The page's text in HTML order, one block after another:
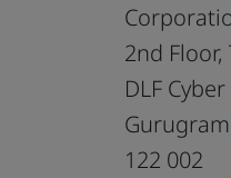
2nd
DLF
Gurugram
122 002